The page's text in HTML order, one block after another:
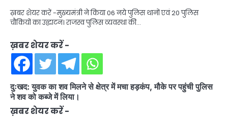
ख़बर शेयर करें -मुख्यमंत्री ने किया 06 नये पुलिस थानों एवं 20 पुलिस
चौकियों का उद्घाटन। राजस्व पुलिस व्यवस्था की…
ख़बर शेयर करें -
दुःखद: युवक का शव मिलने से क्षेत्र में मचा हड़कंप, मौके पर पहुंची पुलिस
ने शव को कब्जे में लिया।
ख़बर शेयर करें -